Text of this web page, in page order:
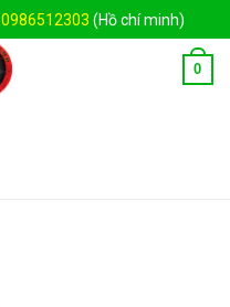
0986512303 (Hồ chí minh)
0